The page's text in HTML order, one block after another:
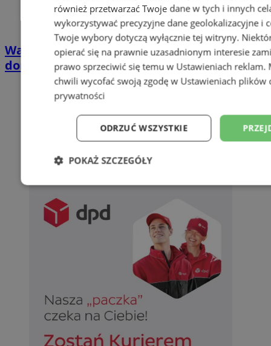
Wakacyjny wypoczynek nad Bałtykiem w
domkach Szmaragdowe Morze
również przetwarzać Twoje dane w tych i innych
wykorzystywać precyzyjne dane geolokalizacyjne i
Twoje wybory dotyczą wyłącznie tej witryny.
opierać się na prawnie uzasadnionym interesie
prawo sprzeciwić się temu w Ustawieniach reklam.
chwili wycofać swoją zgodę w Ustawieniach plików
prywatności
ODRZUĆ WSZYSTKIE
POKAŻ SZCZEGÓŁY
Niezbędne Wydajność
Niesklasyfikowane
Niezbędne Wydajność
Niezbędne pliki cookie umożliwiają korzystanie z podstawowych